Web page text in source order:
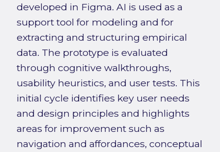
developed in Figma. AI is used as a
support tool for modeling and for
extracting and structuring empirical
data. The prototype is evaluated
through cognitive walkthroughs,
usability heuristics, and user tests. This
initial cycle identifies key user needs
and design principles and highlights
areas for improvement such as
navigation and affordances, conceptual